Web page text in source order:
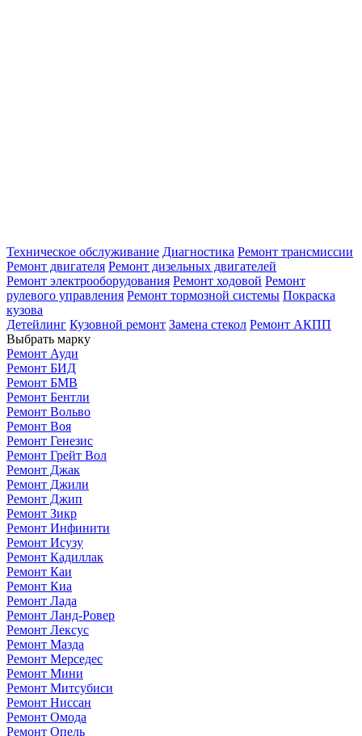
построить маршрут
Техническое обслуживание Диагностика Ремонт трансмиссии
Ремонт двигателя Ремонт дизельных двигателей
Ремонт электрооборудования Ремонт ходовой Ремонт
рулевого управления Ремонт тормозной системы Покраска
кузова
Детейлинг Кузовной ремонт Замена стекол Ремонт АКПП
Выбрать марку
Ремонт Ауди
Ремонт БИД
Ремонт БМВ
Ремонт Бентли
Ремонт Вольво
Ремонт Воя
Ремонт Генезис
Ремонт Грейт Вол
Ремонт Джак
Ремонт Джили
Ремонт Джип
Ремонт Зикр
Ремонт Инфинити
Ремонт Исузу
Ремонт Кадиллак
Ремонт Каи
Ремонт Киа
Ремонт Лада
Ремонт Ланд-Ровер
Ремонт Лексус
Ремонт Мазда
Ремонт Мерседес
Ремонт Мини
Ремонт Митсубиси
Ремонт Ниссан
Ремонт Омода
Ремонт Опель